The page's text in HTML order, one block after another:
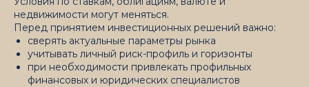
недвижимости могут меняться.
Перед принятием инвестиционных решений важно:
сверять актуальные параметры рынка
учитывать личный риск-профиль и горизонты
при необходимости привлекать профильных
финансовых и юридических специалистов